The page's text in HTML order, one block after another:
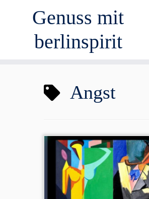
Genuss mit
berlinspirit
Angst